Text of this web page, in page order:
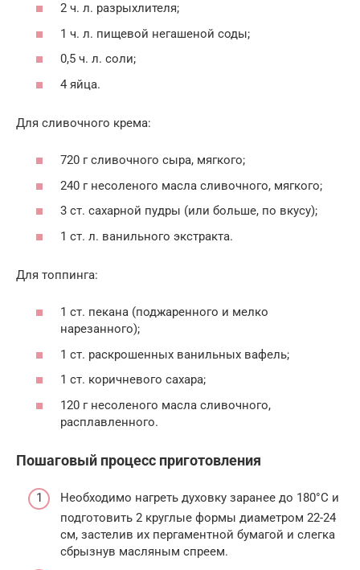
2 ч. л. разрыхлителя;
1 ч. л. пищевой негашеной соды;
0,5 ч. л. соли;
4 яйца.
Для сливочного крема:
720 г сливочного сыра, мягкого;
240 г несоленого масла сливочного, мягкого;
3 ст. сахарной пудры (или больше, по вкусу);
1 ст. л. ванильного экстракта.
Для топпинга:
1 ст. пекана (поджаренного и мелко
нарезанного);
1 ст. раскрошенных ванильных вафель;
1 ст. коричневого сахара;
120 г несоленого масла сливочного,
расплавленного.
Пошаговый процесс приготовления
Необходимо нагреть духовку заранее до 180°C и
подготовить 2 круглые формы диаметром 22-24
см, застелив их пергаментной бумагой и слегка
сбрызнув масляным спреем.